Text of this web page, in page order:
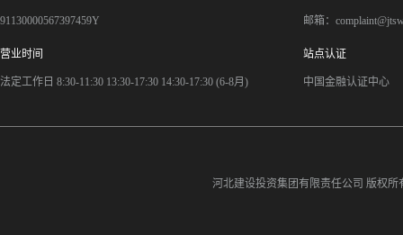
91130000567397459Y 邮箱：
营业时间
法定工作日 8:30-11:30 13:30-17:30 14:30-17:30 (6-8月)
站点认证
中国金融认证中心
河北建设投资集团有限责任公司 版权所